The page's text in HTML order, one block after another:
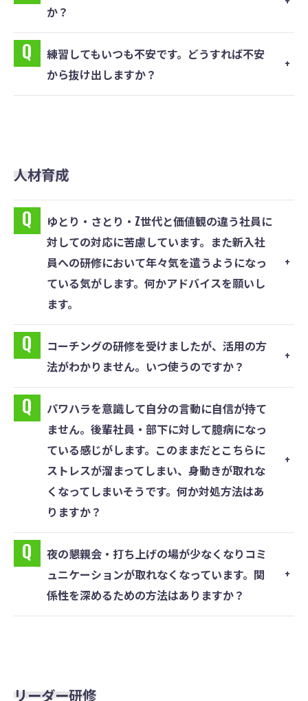
か？
練習してもいつも不安です。どうすれば不安
から抜け出しますか？
人材育成
ゆとり・さとり・Z世代と価値観の違う社員に
対しての対応に苦慮しています。また新⼊社
員への研修において年々気を遣うようになっ
ている気がします。何かアドバイスを願いし
ます。
コーチングの研修を受けましたが、活⽤の⽅
法がわかりません。いつ使うのですか？
パワハラを意識して⾃分の⾔動に⾃信が持て
ません。後輩社員・部下に対して臆病になっ
ている感じがします。このままだとこちらに
ストレスが溜まってしまい、⾝動きが取れな
くなってしまいそうです。何か対処⽅法はあ
りますか？
夜の懇親会・打ち上げの場が少なくなりコミ
ュニケーションが取れなくなっています。関
係性を深めるための⽅法はありますか？
リーダー研修